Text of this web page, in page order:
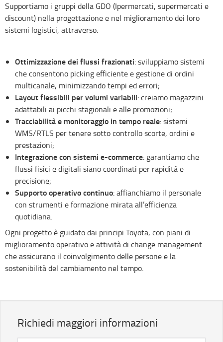
Supportiamo i gruppi della GDO (Ipermercati, supermercati e
discount) nella progettazione e nel miglioramento dei loro
sistemi logistici, attraverso:
Ottimizzazione dei flussi frazionati: sviluppiamo sistemi
che consentono picking efficiente e gestione di ordini
multicanale, minimizzando tempi ed errori;
Layout flessibili per volumi variabili: creiamo magazzini
adattabili ai picchi stagionali e alle promozioni;
Tracciabilità e monitoraggio in tempo reale: sistemi
WMS/RTLS per tenere sotto controllo scorte, ordini e
prestazioni;
Integrazione con sistemi e-commerce: garantiamo che
flussi fisici e digitali siano coordinati per rapidità e
precisione;
Supporto operativo continuo: affianchiamo il personale
con strumenti e formazione mirata all’efficienza
quotidiana.
Ogni progetto è guidato dai principi Toyota, con piani di
miglioramento operativo e attività di change management
che assicurano il coinvolgimento delle persone e la
sostenibilità del cambiamento nel tempo.
Richiedi maggiori informazioni